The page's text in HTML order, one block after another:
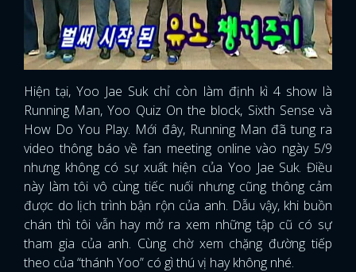
Hiện tại, Yoo Jae Suk chỉ còn làm định kì 4 show là
Running Man, Yoo Quiz On the block, Sixth Sense và
How Do You Play. Mới đây, Running Man đã tung ra
video thông báo về fan meeting online vào ngày 5/9
nhưng không có sự xuất hiện của Yoo Jae Suk. Điều
này làm tôi vô cùng tiếc nuối nhưng cũng thông cảm
được do lịch trình bận rộn của anh. Dẫu vậy, khi buồn
chán thì tôi vẫn hay mở ra xem những tập cũ có sự
tham gia của anh. Cùng chờ xem chặng đường tiếp
theo của “thánh Yoo” có gì thú vị hay không nhé.